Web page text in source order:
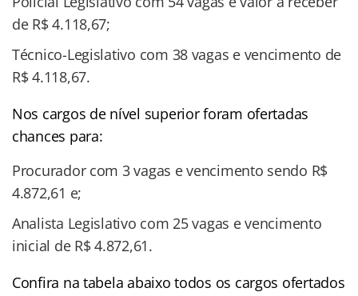
de R$ 4.118,67;
Técnico-Legislativo com 38 vagas e vencimento de
R$ 4.118,67.
Nos cargos de nível superior foram ofertadas
chances para:
Procurador com 3 vagas e vencimento sendo R$
4.872,61 e;
Analista Legislativo com 25 vagas e vencimento
inicial de R$ 4.872,61.
Confira na tabela abaixo todos os cargos ofertados